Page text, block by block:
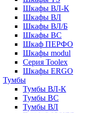
Шкафы ВЛ-К
Шкафы ВЛ
Шкафы ВЛ/Б
Шкафы ВС
Шкаф ПЕРФО
Шкафы modul
Серия Toolex
Шкафы ERGO
Тумбы
Тумбы ВЛ-К
Тумбы ВС
Тумбы ВЛ